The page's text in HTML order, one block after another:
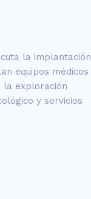
la implantación
equipos médicos
la exploración
y servicios